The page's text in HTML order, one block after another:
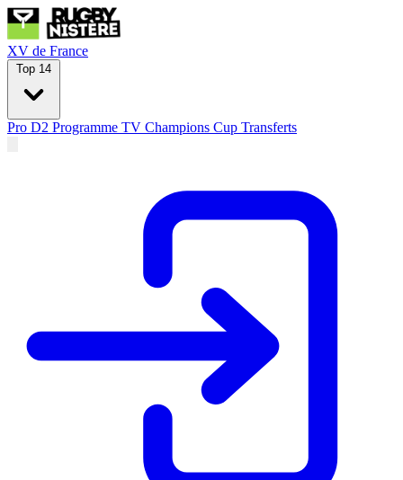
XV de France
Top 14
Pro D2 Programme TV Champions Cup Transferts